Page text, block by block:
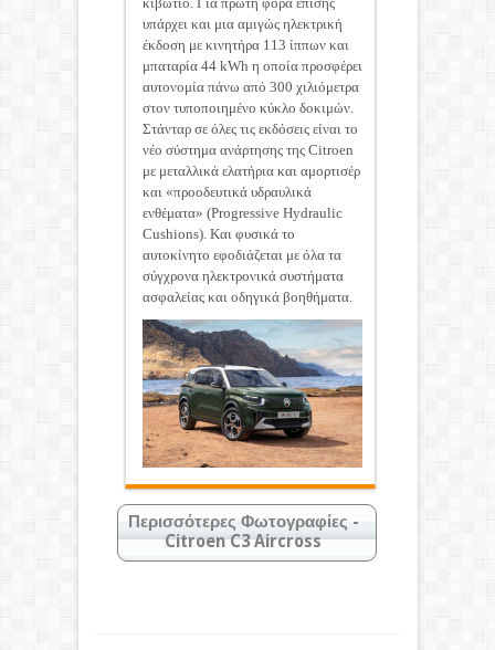
υπάρχει και μια αμιγώς ηλεκτρική
έκδοση με κινητήρα 113 ίππων και
μπαταρία 44 kWh η οποία προσφέρει
αυτονομία πάνω από 300 χιλιόμετρα
στον τυποποιημένο κύκλο δοκιμών.
Στάνταρ σε όλες τις εκδόσεις είναι το
νέο σύστημα ανάρτησης της Citroen
με μεταλλικά ελατήρια και αμορτισέρ
και «προοδευτικά υδραυλικά
ενθέματα» (Progressive Hydraulic
Cushions). Και φυσικά το
αυτοκίνητο εφοδιάζεται με όλα τα
σύγχρονα ηλεκτρονικά συστήματα
ασφαλείας και οδηγικά βοηθήματα.
Περισσότερες Φωτογραφίες -
Citroen C3 Aircross